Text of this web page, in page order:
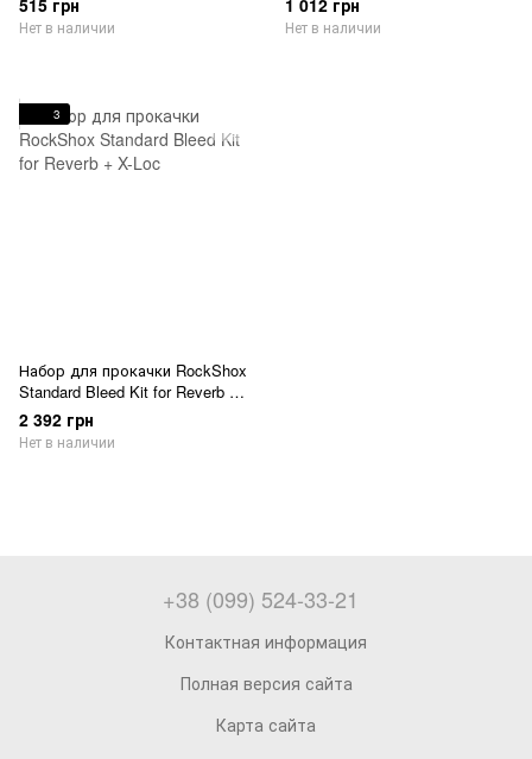
AXS/REVERB C1
(00.6818.044.000)
515 грн
Нет в наличии
бушингов в амортизаторах
(00.4315.026.010)
1 012 грн
Нет в наличии
3
Набор для прокачки RockShox
Standard Bleed Kit for Reverb +
X-Loc
2 392 грн
Нет в наличии
+38 (099) 524-33-21
Контактная информация
Полная версия сайта
Карта сайта